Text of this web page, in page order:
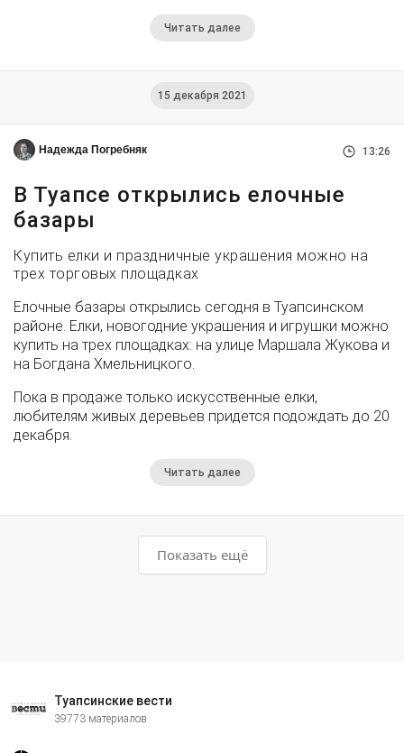
Читать далее
15 декабря 2021
Надежда Погребняк 13:26
В Туапсе открылись елочные
базары
Купить елки и праздничные украшения можно на
трех торговых площадках
Елочные базары открылись сегодня в Туапсинском
районе. Елки, новогодние украшения и игрушки можно
купить на трех площадках: на улице Маршала Жукова и
на Богдана Хмельницкого.
Пока в продаже только искусственные елки,
любителям живых деревьев придется подождать до 20
декабря.
Читать далее
Показать ещё
Туапсинские вести
39773 материалов